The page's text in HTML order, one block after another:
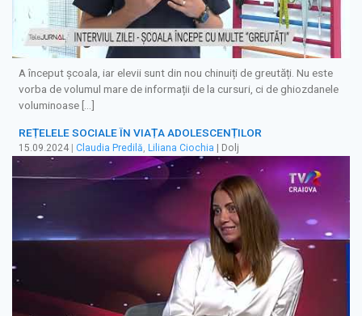
A început școala, iar elevii sunt din nou chinuiți de greutăți. Nu este
vorba de volumul mare de informații de la cursuri, ci de ghiozdanele
voluminoase […]
REȚELELE SOCIALE ÎN VIAȚA ADOLESCENȚILOR
15.09.2024 Claudia Predilă, Liliana Ciochia | Dolj